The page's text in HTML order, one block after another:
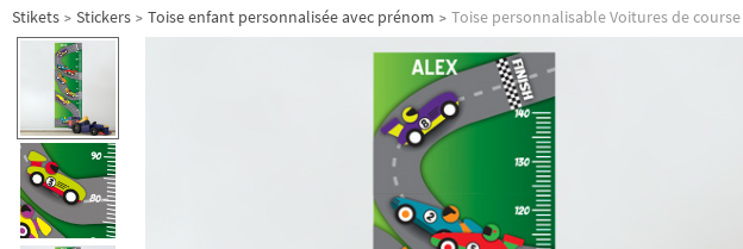
Stikets Stickers Toise enfant personnalisée avec prénom Toise personnalisable Voitures de course